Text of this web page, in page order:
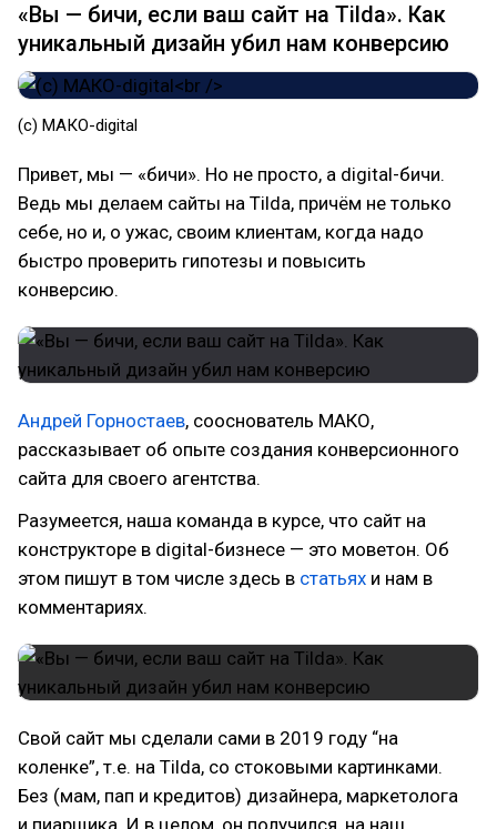
«Вы — бичи, если ваш сайт на Tilda». Как
уникальный дизайн убил нам конверсию
(c) МАКО-digital
Привет, мы — «бичи». Но не просто, а digital-бичи.
Ведь мы делаем сайты на Tilda, причём не только
себе, но и, о ужас, своим клиентам, когда надо
быстро проверить гипотезы и повысить
конверсию.
Андрей Горностаев, сооснователь МАКО,
рассказывает об опыте создания конверсионного
сайта для своего агентства.
Разумеется, наша команда в курсе, что сайт на
конструкторе в digital-бизнесе — это моветон. Об
этом пишут в том числе здесь в статьях и нам в
комментариях.
Свой сайт мы сделали сами в 2019 году “на
коленке”, т.е. на Tilda, со стоковыми картинками.
Без (мам, пап и кредитов) дизайнера, маркетолога
и пиарщика. И в целом, он получился, на наш